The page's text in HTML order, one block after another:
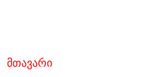
მთავარი